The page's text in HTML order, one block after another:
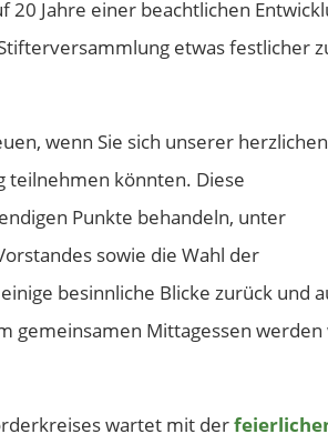
Jahre einer beachtlichen
etwas festlicher
wenn Sie sich unserer herzlichen
teilnehmen könnten. Diese
Punkte behandeln, unter
sowie die Wahl der
besinnliche Blicke zurück und
gemeinsamen Mittagessen
wartet mit der